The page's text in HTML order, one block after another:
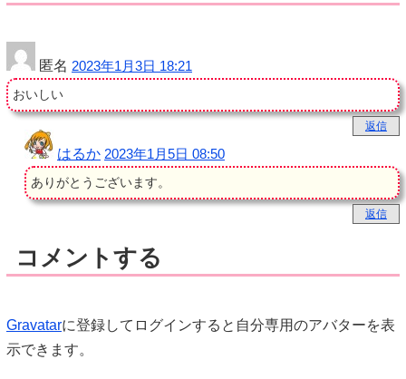
匿名 2023年1月3日 18:21
おいしい
返信
はるか 2023年1月5日 08:50
ありがとうございます。
返信
コメントする
Gravatarに登録してログインすると自分専用のアバターを表
示できます。